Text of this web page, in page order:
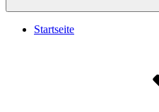
Startseite